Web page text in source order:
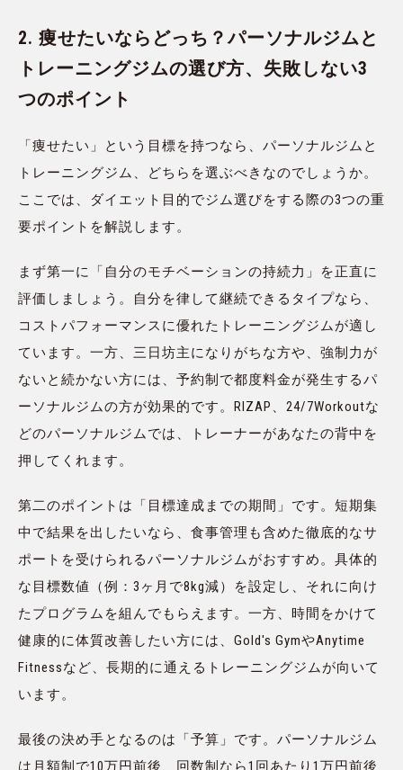
2. 痩せたいならどっち？パーソナルジムと
トレーニングジムの選び方、失敗しない3
つのポイント
「痩せたい」という目標を持つなら、パーソナルジムと
トレーニングジム、どちらを選ぶべきなのでしょうか。
ここでは、ダイエット目的でジム選びをする際の3つの重
要ポイントを解説します。
まず第一に「自分のモチベーションの持続力」を正直に
評価しましょう。自分を律して継続できるタイプなら、
コストパフォーマンスに優れたトレーニングジムが適し
ています。一方、三日坊主になりがちな方や、強制力が
ないと続かない方には、予約制で都度料金が発生するパ
ーソナルジムの方が効果的です。RIZAP、24/7Workoutな
どのパーソナルジムでは、トレーナーがあなたの背中を
押してくれます。
第二のポイントは「目標達成までの期間」です。短期集
中で結果を出したいなら、食事管理も含めた徹底的なサ
ポートを受けられるパーソナルジムがおすすめ。具体的
な目標数値（例：3ヶ月で8kg減）を設定し、それに向け
たプログラムを組んでもらえます。一方、時間をかけて
健康的に体質改善したい方には、Gold's GymやAnytime
Fitnessなど、長期的に通えるトレーニングジムが向いて
います。
最後の決め手となるのは「予算」です。パーソナルジム
は月額制で10万円前後、回数制なら1回あたり1万円前後